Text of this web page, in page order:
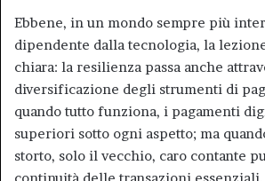
Ebbene, in un mondo sempre più
dipendente dalla tecnologia, la
chiara: la resilienza passa anche
diversificazione degli strumenti di
quando tutto funziona, i pagamenti
superiori sotto ogni aspetto; ma
storto, solo il vecchio, caro contante